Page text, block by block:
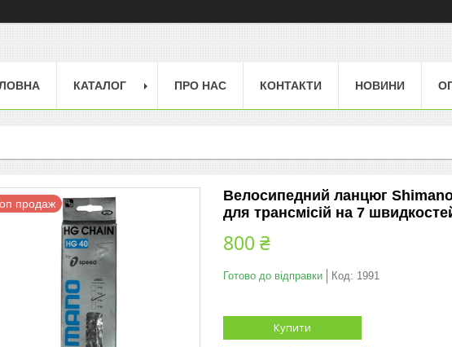
КАТАЛОГ ПРО НАС КОНТАКТИ НОВИНИ
продаж
Велосипедний ланцюг
для трансмісій на 7
800 ₴
Готово до відправки Код: 1991
Купити